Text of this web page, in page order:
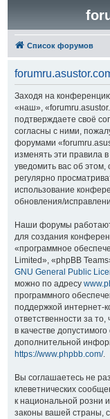
Список форумов
Заходя на
«наш»,
подтверждаете своё
согласны с ними,
форумами
изменять эти правила
уведомить вас об
регулярно
использование
обновления/
Наши форумы
для создания
«программное
Limited», «phpBB
GNU General Public
можно по адресу
программного
поддержкой интернет-
ответственности за
в качестве
дополнительной
https://www.phpbb.com/.
Вы соглашаетесь не
клеветнических
к национальной розни
законы вашей страны,